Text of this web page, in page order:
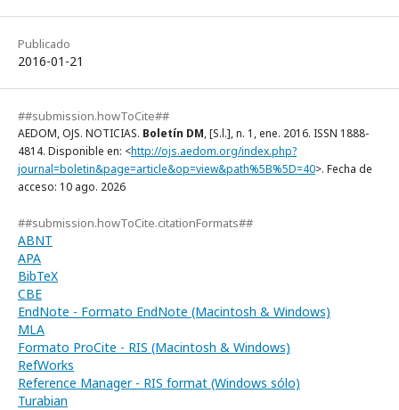
Publicado
2016-01-21
##submission.howToCite##
AEDOM, OJS. NOTICIAS. Boletín DM, [S.l.], n. 1, ene. 2016. ISSN 1888-
4814. Disponible en: <http://ojs.aedom.org/index.php?
journal=boletin&page=article&op=view&path%5B%5D=40>. Fecha de
acceso: 10 ago. 2026
##submission.howToCite.citationFormats##
ABNT
APA
BibTeX
CBE
EndNote - Formato EndNote (Macintosh & Windows)
MLA
Formato ProCite - RIS (Macintosh & Windows)
RefWorks
Reference Manager - RIS format (Windows sólo)
Turabian